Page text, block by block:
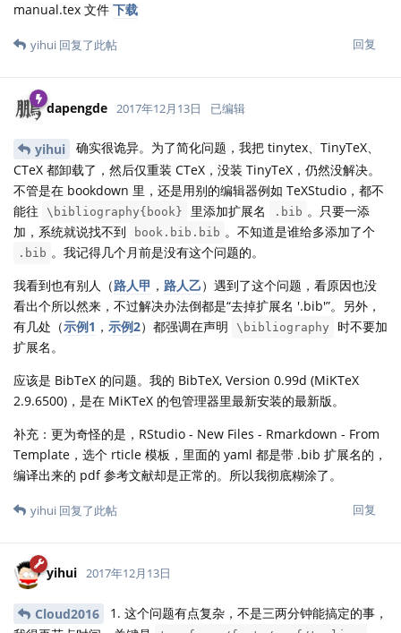
manual.tex 文件 下载
回复
yihui 回复了此帖
dapengde 2017年12月13日 已编辑
yihui
确实很诡异。为了简化问题，我把 tinytex、TinyTeX、
CTeX 都卸载了，然后仅重装 CTeX，没装 TinyTeX，仍然没解决。
不管是在 bookdown 里，还是用别的编辑器例如 TeXStudio，都不
能往
\bibliography{book} 里添加扩展名 .bib 。只要一添
加，系统就说找不到
book.bib.bib 。不知道是谁给多添加了个
.bib 。我记得几个月前是没有这个问题的。
我看到也有别人（路人甲 ， 路人乙）遇到了这个问题，看原因也没
看出个所以然来，不过解决办法倒都是“去掉扩展名 '.bib'”。另外，
有几处（示例1 ， 示例2）都强调在声明 \bibliography
时不要加
扩展名。
应该是 BibTeX 的问题。我的 BibTeX, Version 0.99d (MiKTeX
2.9.6500)，是在 MiKTeX 的包管理器里最新安装的最新版。
补充：更为奇怪的是，RStudio - New Files - Rmarkdown - From
Template，选个 rticle 模板，里面的 yaml 都是带 .bib 扩展名的，
编译出来的 pdf 参考文献却是正常的。所以我彻底糊涂了。
回复
yihui 回复了此帖
yihui 2017年12月13日
Cloud2016
1. 这个问题有点复杂，不是三两分钟能搞定的事，